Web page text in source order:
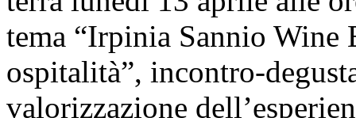
tema “Irpinia Sannio
ospitalità”, incontro-
valorizzazione